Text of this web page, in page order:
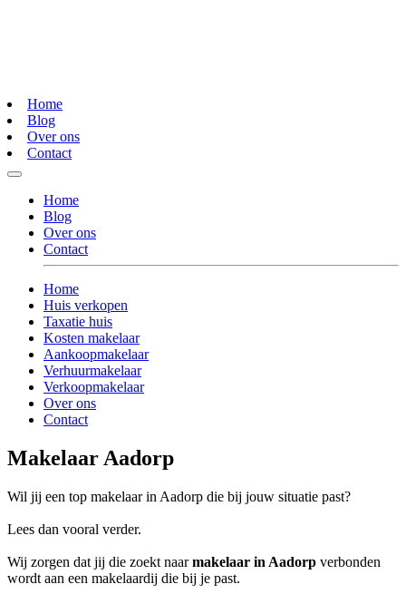
Home
Blog
Over ons
Contact
Home
Blog
Over ons
Contact
Home
Huis verkopen
Taxatie huis
Kosten makelaar
Aankoopmakelaar
Verhuurmakelaar
Verkoopmakelaar
Over ons
Contact
Makelaar Aadorp
Wil jij een top makelaar in Aadorp die bij jouw situatie past?
Lees dan vooral verder.
Wij zorgen dat jij die zoekt naarmakelaar in Aadorp verbonden
wordt aan een makelaardij die bij je past.